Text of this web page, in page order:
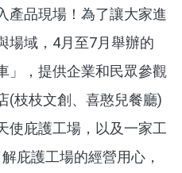
產品現場！為了讓大家進
場域，4月至7月舉辦的
」，提供企業和民眾參觀
(枝枝文創、喜憨兒餐廳)
使庇護工場，以及一家工
庇護工場的經營用心，